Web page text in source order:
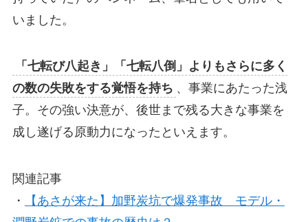
いました。
「七転び八起き」「七転八倒」よりもさらに多く
の数の失敗をする覚悟を持ち 、事業にあたった浅
子。その強い決意が、後世まで残る大きな事業を
成し遂げる原動力になったといえます。
関連記事
・
【あさが来た】加野炭坑で爆発事故 モデル・